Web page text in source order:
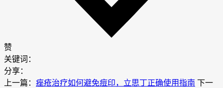
赞
关键词：
分享：
上一篇： 痤疮治疗如何避免痘印，立思丁正确使用指南 下一